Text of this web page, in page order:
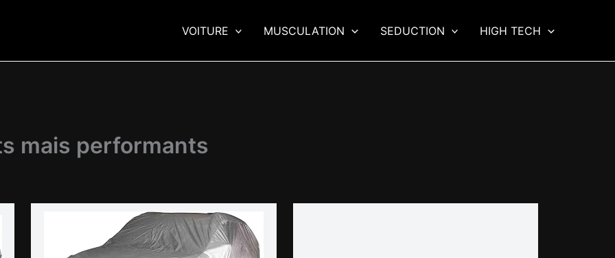
VOITURE MUSCULATION SEDUCTION HIGH TECH
mais performants